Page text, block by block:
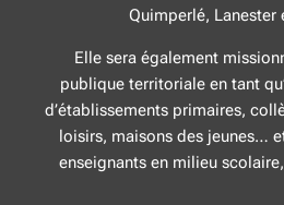
Quimperlé, Lanester
Elle sera également
publique territoriale en tant
d’établissements primaires,
loisirs, maisons des jeunes…
enseignants en milieu